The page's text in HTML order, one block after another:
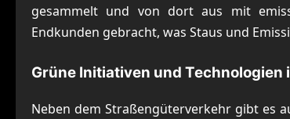
gesammelt und von dort aus mit
Endkunden gebracht, was Staus und
Grüne Initiativen und
Neben dem Straßengüterverkehr gibt es